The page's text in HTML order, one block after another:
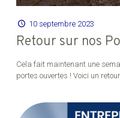
10 septembre 2023
Retour sur nos
Cela fait maintenant une
portes ouvertes ! Voici un